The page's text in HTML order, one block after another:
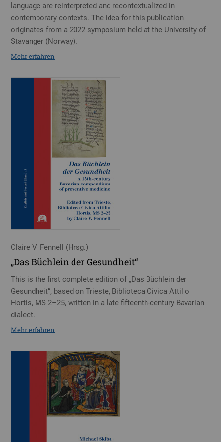
language are reinterpreted and recontextualized in
contemporary contexts. The idea for this publication
originates from a 2022 symposium held at the University of
Stavanger (Norway).
Mehr erfahren
Claire V. Fennell (Hrsg.)
„Das Büchlein der Gesundheit“
This is the first complete edition of „Das Büchlein der
Gesundheit“, based on Trieste, Biblioteca Civica Attilio
Hortis, MS 2–25, written in a late fifteenth-century Bavarian
dialect.
Mehr erfahren